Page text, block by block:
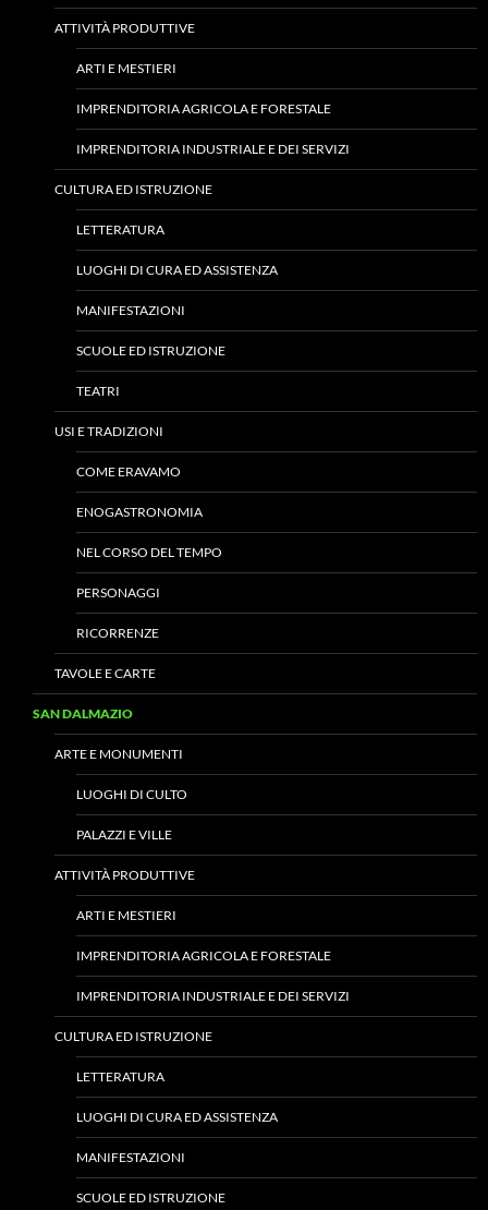
ATTIVITÀ PRODUTTIVE
ARTI E MESTIERI
IMPRENDITORIA AGRICOLA E FORESTALE
IMPRENDITORIA INDUSTRIALE E DEI SERVIZI
CULTURA ED ISTRUZIONE
LETTERATURA
LUOGHI DI CURA ED ASSISTENZA
MANIFESTAZIONI
SCUOLE ED ISTRUZIONE
TEATRI
USI E TRADIZIONI
COME ERAVAMO
ENOGASTRONOMIA
NEL CORSO DEL TEMPO
PERSONAGGI
RICORRENZE
TAVOLE E CARTE
SAN DALMAZIO
ARTE E MONUMENTI
LUOGHI DI CULTO
PALAZZI E VILLE
ATTIVITÀ PRODUTTIVE
ARTI E MESTIERI
IMPRENDITORIA AGRICOLA E FORESTALE
IMPRENDITORIA INDUSTRIALE E DEI SERVIZI
CULTURA ED ISTRUZIONE
LETTERATURA
LUOGHI DI CURA ED ASSISTENZA
MANIFESTAZIONI
SCUOLE ED ISTRUZIONE